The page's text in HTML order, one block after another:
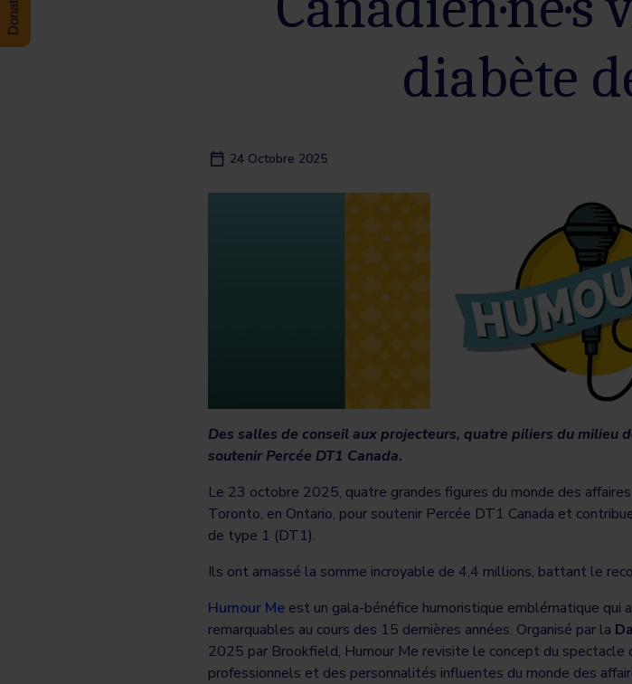
diabète
24 Octobre 2025
Des salles de conseil aux projecteurs, quatre piliers du milieu
soutenir Percée DT1 Canada.
Le 23 octobre 2025, quatre grandes figures du monde des
Toronto, en Ontario, pour soutenir Percée DT1 Canada et
de type 1 (DT1).
Ils ont amassé la somme incroyable de 4,4 millions, battant le
Humour Meest un gala-bénéfice humoristique emblématique qui
remarquables au cours des 15 dernières années. Organisé par la
2025 par Brookfield, Humour Me revisite le concept du spectacle
professionnels et des personnalités influentes du monde des